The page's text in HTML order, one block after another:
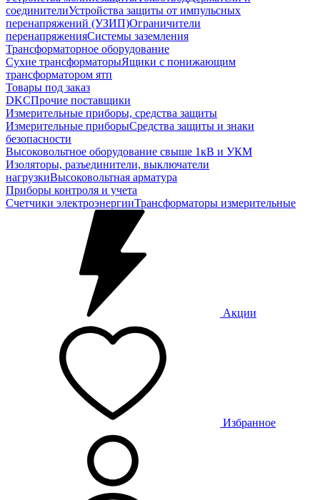
соединителиУстройства защиты от импульсных
перенапряжений (УЗИП)Ограничители
перенапряженияСистемы заземления
Трансформаторное оборудование
Сухие трансформаторыЯщики с понижающим
трансформатором ятп
Товары под заказ
DKCПрочие поставщики
Измерительные приборы, средства защиты
Измерительные приборыСредства защиты и знаки
безопасности
Высоковольтное оборудование свыше 1кВ и УКМ
Изоляторы, разъединители, выключатели
нагрузкиВысоковольтная арматура
Приборы контроля и учета
Счетчики электроэнергииТрансформаторы измерительные
Акции
Избранное